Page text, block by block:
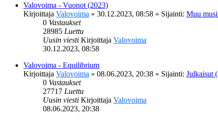
Valovoima - Vuonot (2023)
Kirjoittaja Valovoima » 30.12.2023, 08:58 » Sijainti: Muu
0 Vastaukset
28985 Luettu
Uusin viesti Kirjoittaja Valovoima
30.12.2023, 08:58
Valovoima - Equilibrium
Kirjoittaja Valovoima » 08.06.2023, 20:38 » Sijainti: Julkaisut
0 Vastaukset
27717 Luettu
Uusin viesti Kirjoittaja Valovoima
08.06.2023, 20:38